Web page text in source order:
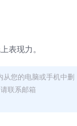
表现力。
从您的电脑或手机中删
联系邮箱